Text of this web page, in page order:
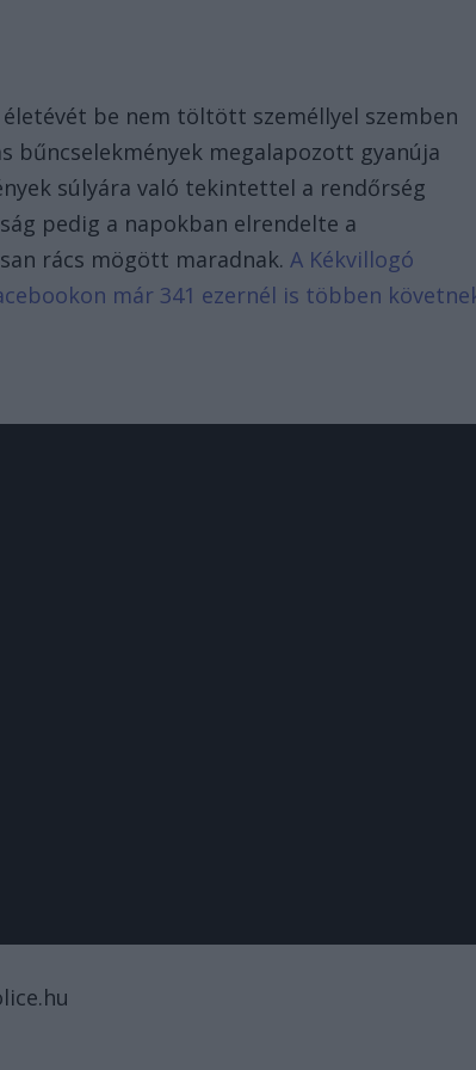
be nem töltött személlyel szemben
bűncselekmények megalapozott gyanúja
súlyára való tekintettel a rendőrség
pedig a napokban elrendelte a
rács mögött maradnak.A Kékvillogó
már 341 ezernél is többen